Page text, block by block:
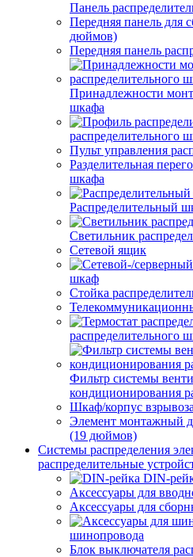
Панель
Передняя панель для
дюймов)
Передняя панель
Принадлежности
шкафа
распределительного
Пульт управления
Разделительная
шкафа
Распределительный
Светильник
Сетевой ящик
шкаф
Стойка
распределительного
Фильтр системы
кондиционирования
Шкаф/корпус
Элемент монтажный
(19 дюймов)
Системы распределения
распределительные
DIN-
Аксессуары для
Аксессуары для
шинопровода
Блок выключателя